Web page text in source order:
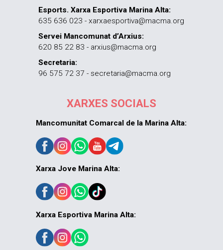
Esports. Xarxa Esportiva Marina Alta:
635 636 023 - xarxaesportiva@macma.org
Servei Mancomunat d’Arxius:
620 85 22 83 - arxius@macma.org
Secretaria:
96 575 72 37 - secretaria@macma.org
XARXES SOCIALS
Mancomunitat Comarcal de la Marina Alta:
Xarxa Jove Marina Alta:
Xarxa Esportiva Marina Alta: